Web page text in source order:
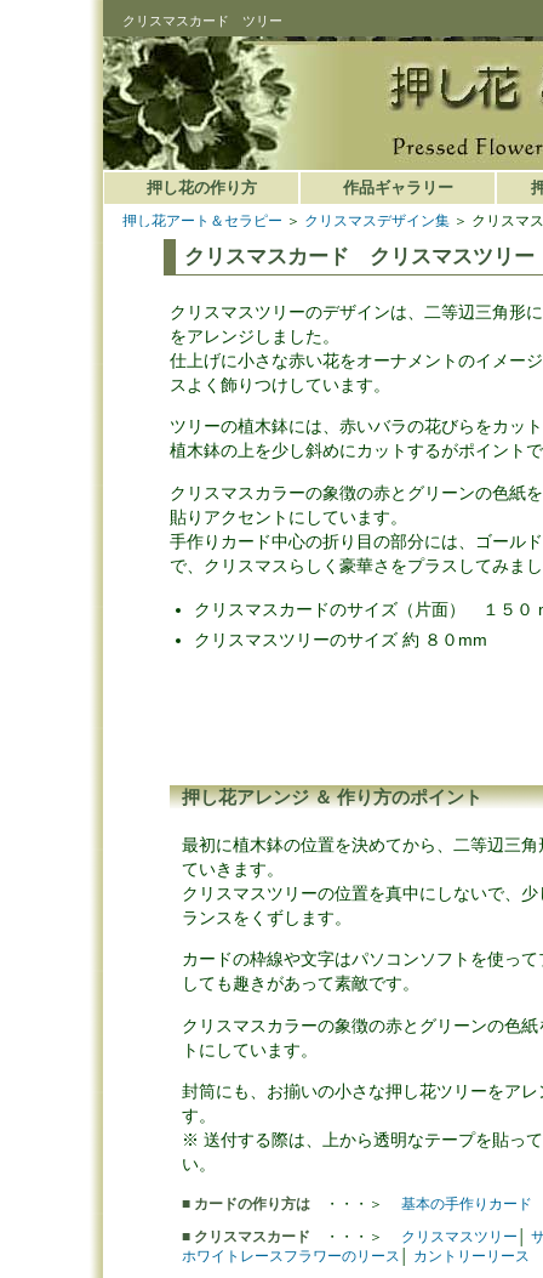
クリスマスカード ツリー
押し花アート＆セラピー ＞ クリスマスデザイン集 ＞ クリスマ
クリスマスカード クリスマスツリー
クリスマスツリーのデザインは、二等辺三角形
をアレンジしました。
仕上げに小さな赤い花をオーナメントのイメー
スよく飾りつけしています。
ツリーの植木鉢には、赤いバラの花びらをカッ
植木鉢の上を少し斜めにカットするがポイント
クリスマスカラーの象徴の赤とグリーンの色紙
貼りアクセントにしています。
手作りカード中心の折り目の部分には、ゴール
で、クリスマスらしく豪華さをプラスしてみま
クリスマスカードのサイズ（片面） １５０
クリスマスツリーのサイズ 約 ８０mm
押し花アレンジ ＆ 作り方のポイント
最初に植木鉢の位置を決めてから、二等辺三
ていきます。
クリスマスツリーの位置を真中にしないで、
ランスをくずします。
カードの枠線や文字はパソコンソフトを使っ
しても趣きがあって素敵です。
クリスマスカラーの象徴の赤とグリーンの色
トにしています。
封筒にも、お揃いの小さな押し花ツリーをア
す。
※ 送付する際は、上から透明なテープを貼っ
い。
■ カードの作り方は ・・・＞ 基本の手作りカード
■ クリスマスカード ・・・＞ クリスマスツリー
ホワイトレースフラワーのリース
カントリーリース
押し花の作り方 作品ギャラリー